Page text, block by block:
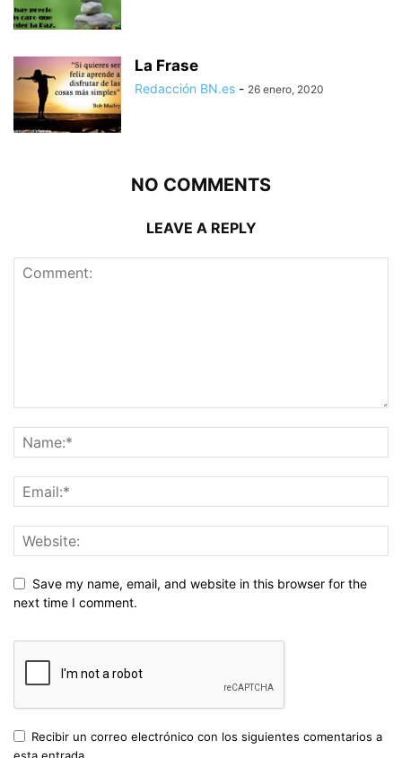
La Frase
Redacción BN.es - 26 enero, 2020
NO COMMENTS
LEAVE A REPLY
Save my name, email, and website in this browser for the
next time I comment.
Recibir un correo electrónico con los siguientes comentarios a